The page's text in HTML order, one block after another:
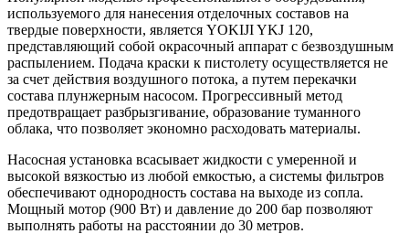
используемого для нанесения отделочных составов на
твердые поверхности, является YOKIJI YKJ 120,
представляющий собой окрасочный аппарат с безвоздушным
распылением. Подача краски к пистолету осуществляется не
за счет действия воздушного потока, а путем перекачки
состава плунжерным насосом. Прогрессивный метод
предотвращает разбрызгивание, образование туманного
облака, что позволяет экономно расходовать материалы.
Насосная установка всасывает жидкости с умеренной и
высокой вязкостью из любой емкостью, а системы фильтров
обеспечивают однородность состава на выходе из сопла.
Мощный мотор (900 Вт) и давление до 200 бар позволяют
выполнять работы на расстоянии до 30 метров.